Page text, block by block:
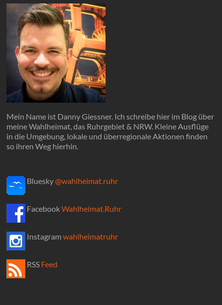
Mein Name ist Danny Giessner. Ich schreibe hier im Blog über
meine Wahlheimat, das Ruhrgebiet & NRW. Kleine Ausflüge
in die Umgebung, lokale und überregionale Aktionen finden
so ihren Weg hierhin.
Bluesky@wahlheimat.ruhr
FacebookWahlheimat.Ruhr
Instagramwahlheimatruhr
RSS Feed